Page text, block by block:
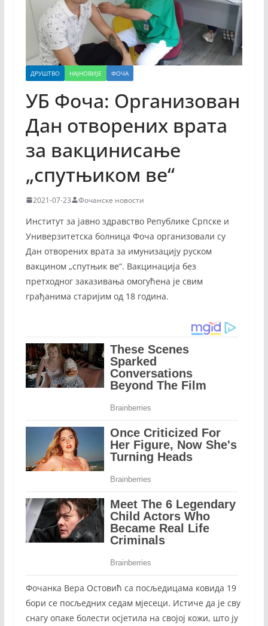
ДРУШТВО НАЈНОВИЈЕ ФОЧА
УБ Фоча: Организован
Дан отворених врата
за вакцинисање
„спутњиком ве“
2021-07-23 Фочанске новости
Институт за јавно здравство Републике Српске и
Универзитетска болница Фоча организовали су
Дан отворених врата за имунизацију руском
вакцином „спутњик ве“. Вакцинација без
претходног заказивања омогућена је свим
грађанима старијим од 18 година.
Фочанка Вера Остовић са посљедицама ковида 19
бори се посљедних седам мјесеци. Истиче да је сву
снагу опаке болести осјетила на својој кожи, што ју